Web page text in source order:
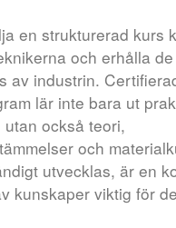
en strukturerad kurs
och erhålla
av industrin.
lär inte bara ut
också teori,
och
utvecklas, är en
kunskaper viktig för